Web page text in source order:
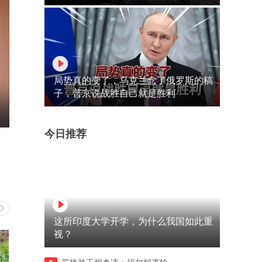
局势真的变了，乌克兰念了俄罗斯的稿
子，普京说战胜自己就是胜利
今日推荐
这所印度大学开学，为什么我国如此重
视？